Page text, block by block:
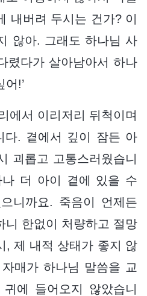
내버려 두시는 건가? 이
않아. 그래도 하나님 사
렸다가 살아남아서 하나
어!’
에서 이리저리 뒤척이며
다. 곁에서 깊이 잠든 아
괴롭고 고통스러웠습니
더 아이 곁에 있을 수
니까요. 죽음이 언제든
니 한없이 처량하고 절망
, 제 내적 상태가 좋지 않
매가 하나님 말씀을 교
에 들어오지 않았습니